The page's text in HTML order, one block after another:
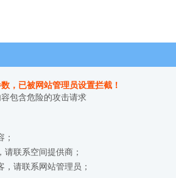
，已被网站管理员设置拦截！
包含危险的攻击请求
；
请联系空间提供商；
，请联系网站管理员；